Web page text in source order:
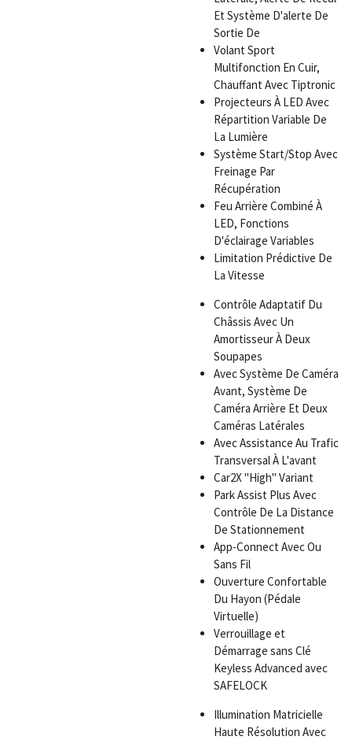
Et Système D'alerte De
Sortie De
Volant Sport
Multifonction En Cuir,
Chauffant Avec Tiptronic
Projecteurs À LED Avec
Répartition Variable De
La Lumière
Système Start/Stop Avec
Freinage Par
Récupération
Feu Arrière Combiné À
LED, Fonctions
D'éclairage Variables
Limitation Prédictive De
La Vitesse
Contrôle Adaptatif Du
Châssis Avec Un
Amortisseur À Deux
Soupapes
Avec Système De Caméra
Avant, Système De
Caméra Arrière Et Deux
Caméras Latérales
Avec Assistance Au Trafic
Transversal À L'avant
Car2X "High" Variant
Park Assist Plus Avec
Contrôle De La Distance
De Stationnement
App-Connect Avec Ou
Sans Fil
Ouverture Confortable
Du Hayon (Pédale
Virtuelle)
Verrouillage et
Démarrage sans Clé
Keyless Advanced avec
SAFELOCK
Illumination Matricielle
Haute Résolution Avec